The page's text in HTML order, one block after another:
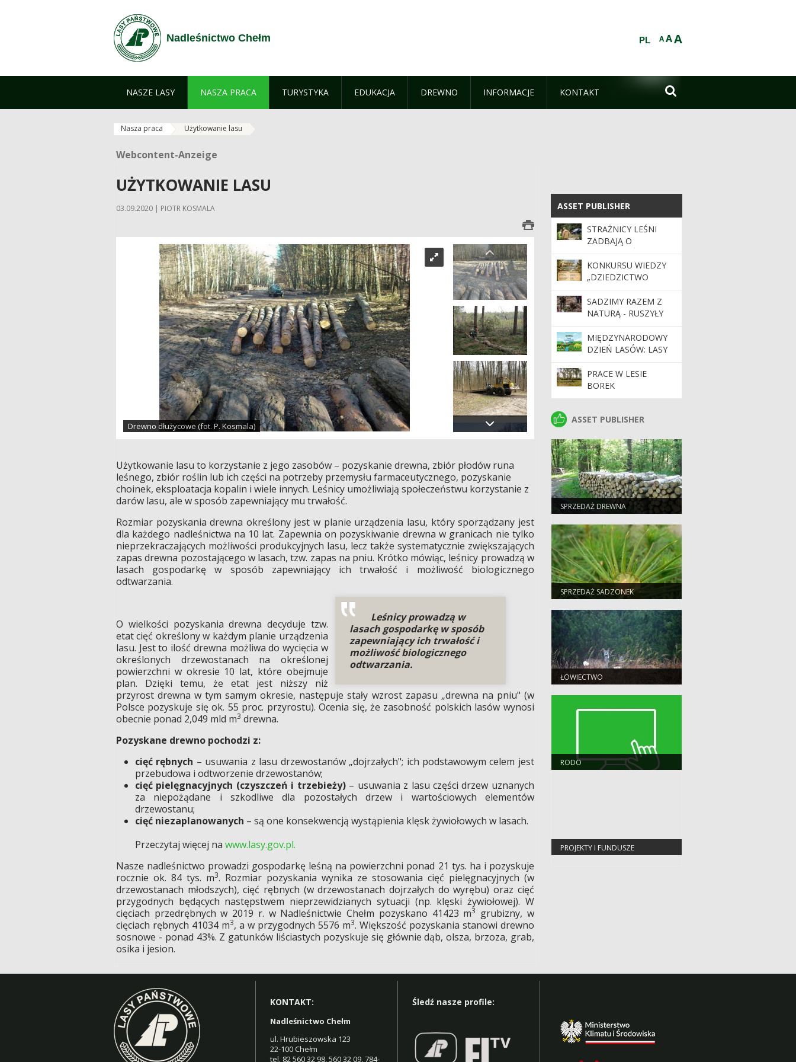
Nadleśnictwo Chełm AAA
PL
NASZE LASY NASZA PRACA TURYSTYKA EDUKACJA DREWNO INFORMACJE KONTAKT 
Nasza praca Użytkowanie lasu
Webcontent-Anzeige
Webcontent-Anzeige
UŻYTKOWANIE LASU
03.09.2020 | PIOTR KOSMALA
Drewno dłużycowe (fot. P. Kosmala)
Użytkowanie lasu to korzystanie z jego zasobów – pozyskanie drewna, zbiór płodów runa
leśnego, zbiór roślin lub ich części na potrzeby przemysłu farmaceutycznego, pozyskanie
choinek, eksploatacja kopalin i wiele innych. Leśnicy umożliwiają społeczeństwu korzystanie z
darów lasu, ale w sposób zapewniający mu trwałość.
Rozmiar pozyskania drewna określony jest w planie urządzenia lasu, który sporządzany jest
dla każdego nadleśnictwa na 10 lat. Zapewnia on pozyskiwanie drewna w granicach nie tylko
nieprzekraczających możliwości produkcyjnych lasu, lecz także systematycznie zwiększających
zapas drewna pozostającego w lasach, tzw. zapas na pniu. Krótko mówiąc, leśnicy prowadzą w
lasach gospodarkę w sposób zapewniający ich trwałość i możliwość biologicznego
odtwarzania.
Leśnicy prowadzą w
lasach gospodarkę w sposób
zapewniający ich trwałość i
możliwość biologicznego
odtwarzania.
O wielkości pozyskania drewna decyduje tzw.
etat cięć określony w każdym planie urządzenia
lasu. Jest to ilość drewna możliwa do wycięcia w
określonych drzewostanach na określonej
powierzchni w okresie 10 lat, które obejmuje
plan. Dzięki temu, że etat jest niższy niż
przyrost drewna w tym samym okresie, następuje stały wzrost zapasu „drewna na pniu" (w
Polsce pozyskuje się ok. 55 proc. przyrostu). Ocenia się, że zasobność polskich lasów wynosi
obecnie ponad 2,049 mld m3 drewna.
Pozyskane drewno pochodzi z:
cięć rębnych – usuwania z lasu drzewostanów „dojrzałych"; ich podstawowym celem jest
przebudowa i odtworzenie drzewostanów;
cięć pielęgnacyjnych (czyszczeń i trzebieży)– usuwania z lasu części drzew uznanych
za niepożądane i szkodliwe dla pozostałych drzew i wartościowych elementów
drzewostanu;
cięć niezaplanowanych – są one konsekwencją wystąpienia klęsk żywiołowych w lasach.
Przeczytaj więcej na www.lasy.gov.pl.
Nasze nadleśnictwo prowadzi gospodarkę leśną na powierzchni ponad 21 tys. ha i pozyskuje
rocznie ok. 84 tys. m3. Rozmiar pozyskania wynika ze stosowania cięć pielęgnacyjnych (w
drzewostanach młodszych), cięć rębnych (w drzewostanach dojrzałych do wyrębu) oraz cięć
przygodnych będących następstwem nieprzewidzianych sytuacji (np. klęski żywiołowej). W
cięciach przedrębnych w 2019 r. w Nadleśnictwie Chełm pozyskano 41423 m3 grubizny, w
cięciach rębnych 41034 m3, a w przygodnych 5576 m3. Większość pozyskania stanowi drewno
sosnowe - ponad 43%. Z gatunków liściastych pozyskuje się głównie dąb, olsza, brzoza, grab,
osika i jesion.
ASSET PUBLISHER
ASSET PUBLISHER
STRAŻNICY LEŚNI
ZADBAJĄ O
BEZPIECZEŃSTWO
PODCZAS MAJÓWKI
KONKURSU WIEDZY
„DZIEDZICTWO
NATURY”
SADZIMY RAZEM Z
NATURĄ - RUSZYŁY
WIOSENNE
ODNOWIENIA
MIĘDZYNARODOWY
DZIEŃ LASÓW: LASY
DLA GOSPODARKI I
BEZPIECZEŃSTWA
PRACE W LESIE
BOREK
ASSET PUBLISHER
ASSET PUBLISHER
SPRZEDAŻ DREWNA
SPRZEDAŻ SADZONEK
ŁOWIECTWO
RODO
PROJEKTY I FUNDUSZE
EUROPEJSKIE
KONTAKT:
Nadleśnictwo Chełm
ul. Hrubieszowska 123
22-100 Chełm
tel. 82 560 32 98, 560 32 09,784-
Śledź nasze profile: